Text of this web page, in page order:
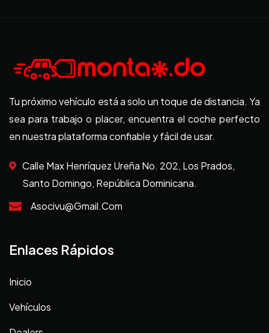
Tu próximo vehículo está a solo un toque de distancia. Ya
sea para trabajo o placer, encuentra el coche perfecto
en nuestra plataforma confiable y fácil de usar.
Calle Max Henríquez Ureña No. 202, Los Prados,
Santo Domingo, República Dominicana.
Asocivu@gmail.com
Enlaces Rápidos
Inicio
Vehículos